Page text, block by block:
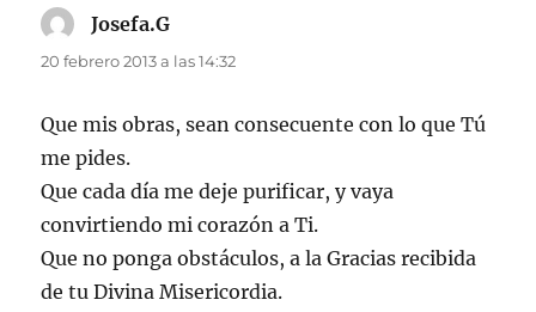
Josefa.G
20 febrero 2013 a las 14:32
Que mis obras, sean consecuente con lo que Tú
me pides.
Que cada día me deje purificar, y vaya
convirtiendo mi corazón a Ti.
Que no ponga obstáculos, a la Gracias recibida
de tu Divina Misericordia.